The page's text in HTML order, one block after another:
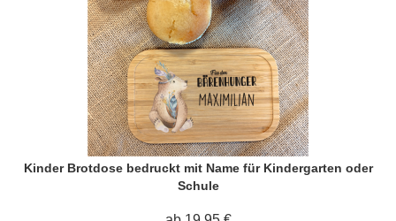
Kinder Brotdose bedruckt mit Name für Kindergarten oder
Schule